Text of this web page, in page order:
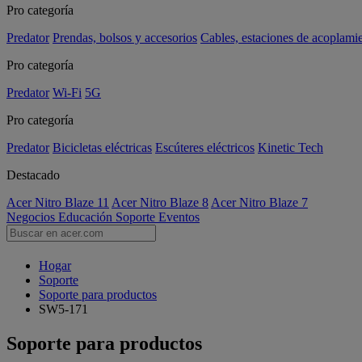
Pro categoría
Predator Prendas, bolsos y accesorios Cables, estaciones de
Pro categoría
Predator Wi-Fi 5G
Pro categoría
Predator Bicicletas eléctricas Escúteres eléctricos Kinetic Tech
Destacado
Acer Nitro Blaze 11 Acer Nitro Blaze 8 Acer Nitro Blaze 7
Negocios Educación Soporte Eventos
Hogar
Soporte
Soporte para productos
SW5-171
Soporte para productos